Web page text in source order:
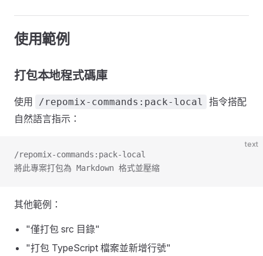
使用範例
打包本地程式碼庫
使用 /repomix-commands:pack-local
指令搭配
自然語言指示：
text
/repomix-commands:pack-local
將此專案打包為 Markdown 格式並壓縮
其他範例：
"僅打包 src 目錄"
"打包 TypeScript 檔案並新增行號"